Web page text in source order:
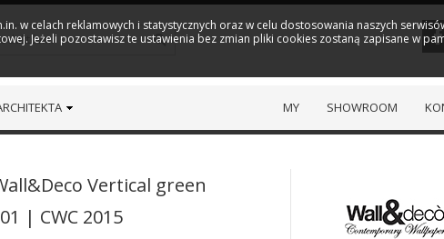
SHOWROOM
MY
Vertical green
| CWC 2015
w celach reklamowych i statystycznych oraz w celu dostosowania naszych
Jeżeli pozostawisz te ustawienia bez zmian pliki cookies zostaną zapisane w